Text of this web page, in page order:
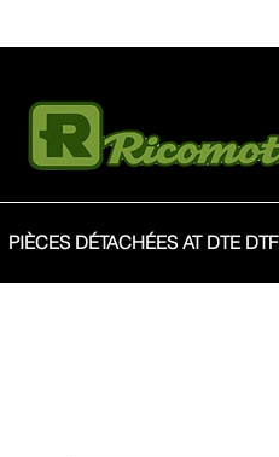
PIÈCES DÉTACHÉES AT DTE DTF